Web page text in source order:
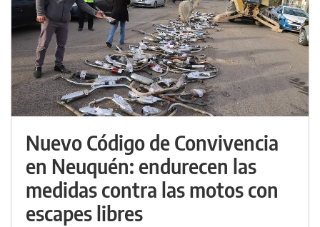
Nuevo Código de Convivencia
en Neuquén: endurecen las
medidas contra las motos con
escapes libres